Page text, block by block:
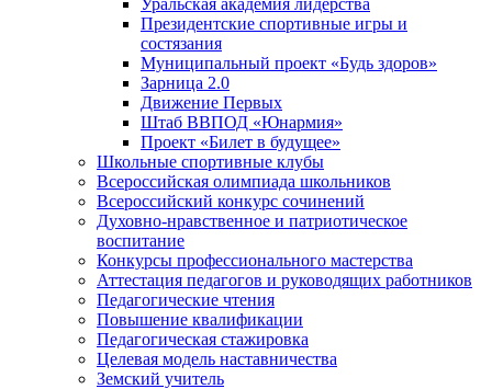
Уральская академия лидерства
Президентские спортивные игры и
состязания
Муниципальный проект «Будь здоров»
Зарница 2.0
Движение Первых
Штаб ВВПОД «Юнармия»
Проект «Билет в будущее»
Школьные спортивные клубы
Всероссийская олимпиада школьников
Всероссийский конкурс сочинений
Духовно-нравственное и патриотическое
воспитание
Конкурсы профессионального мастерства
Аттестация педагогов и руководящих работников
Педагогические чтения
Повышение квалификации
Педагогическая стажировка
Целевая модель наставничества
Земский учитель